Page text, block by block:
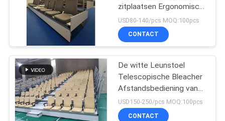
Het vouwen van
Auditoriumstoelen
zitplaatsen Ergonomisch
ontwerp en internationale
veiligheidsnormen
USD80-140/pcs MOQ:100pcs
CONTACT
De witte Leunstoel
Telescopische Bleacher
Afstandsbediening van
het Plaatsingssysteem
USD150-250/pcs MOQ:100pcs
CONTACT